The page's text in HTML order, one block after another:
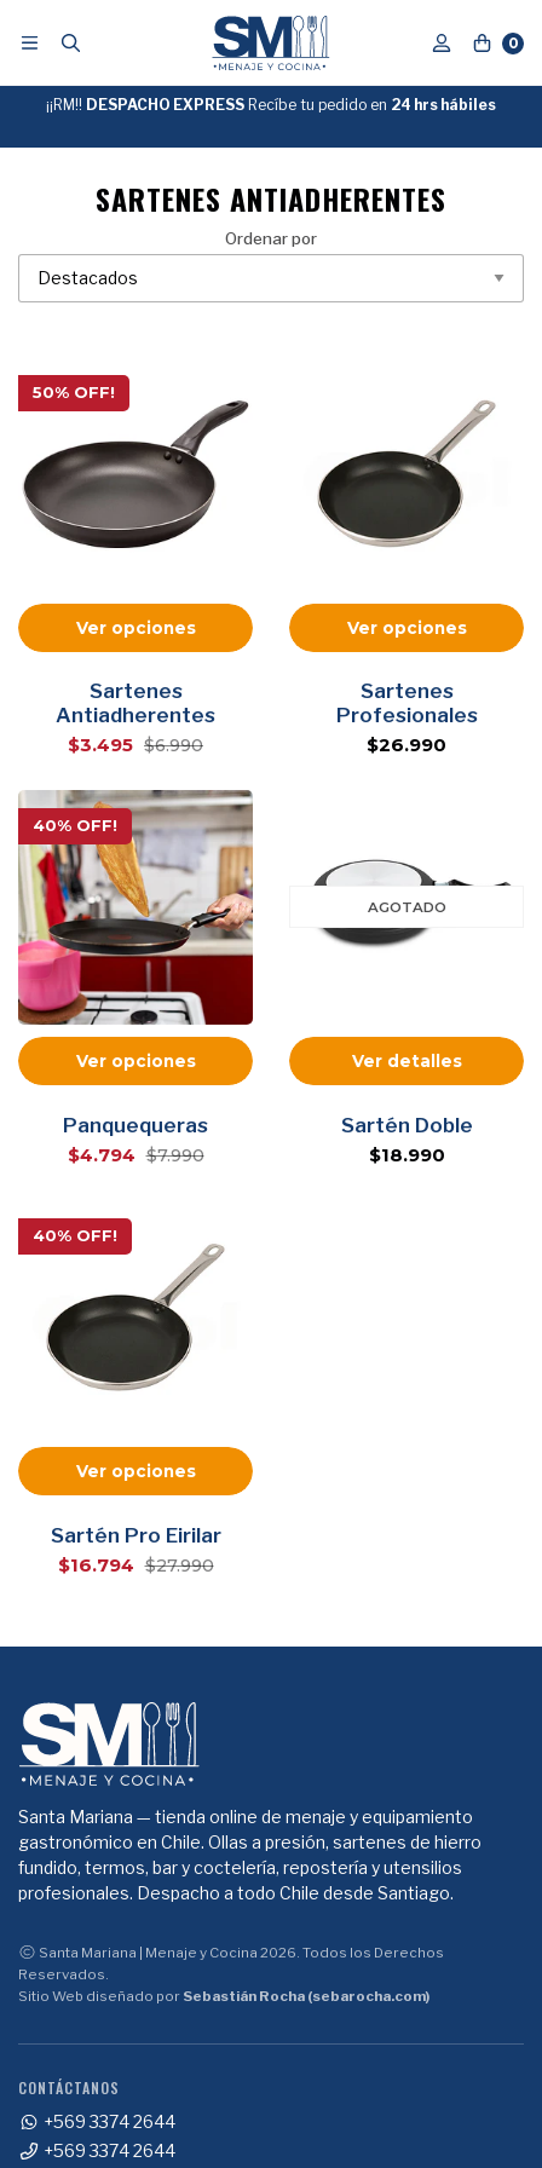
0
GRATIS
SOBRE
¡¡RM!! DESPACHO EXPRESS Recíbe tu pedido en 24 hrs hábiles
SARTENES ANTIADHERENTES
Ordenar por
Ver opciones
50% OFF!
Sartenes
Antiadherentes
$3.495 $6.990
Ver opciones
Sartenes
Profesionales
$26.990
Ver opciones
40% OFF!
Panquequeras
$4.794 $7.990
Ver detalles
AGOTADO
Sartén Doble
$18.990
Ver opciones
40% OFF!
Sartén Pro Eirilar
$16.794 $27.990
Santa Mariana — tienda online de menaje y equipamiento
gastronómico en Chile. Ollas a presión, sartenes de hierro
fundido, termos, bar y coctelería, repostería y utensilios
profesionales. Despacho a todo Chile desde Santiago.
Santa Mariana | Menaje y Cocina 2026. Todos los Derechos
Reservados.
Sitio Web diseñado por Sebastián Rocha (sebarocha.com)
CONTÁCTANOS
+569 3374 2644
+569 3374 2644